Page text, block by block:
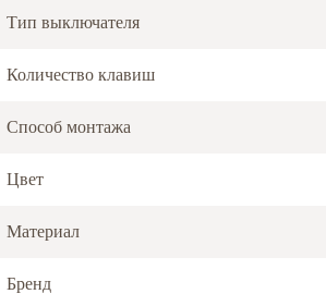
Тип выключателя
Количество клавиш
Способ монтажа
Цвет
Материал
Бренд